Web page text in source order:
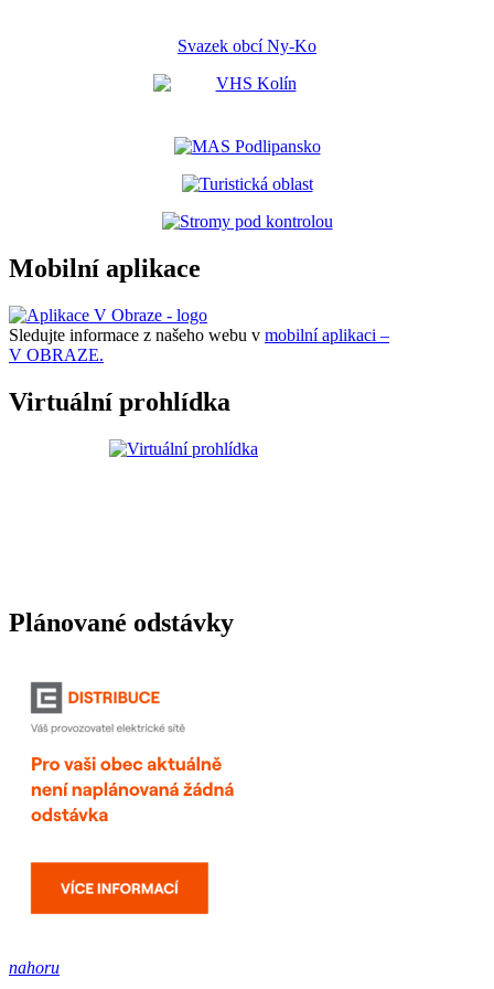
Svazek obcí Ny-Ko
Mobilní aplikace
Sledujte informace z našeho webu v mobilní aplikaci –
V OBRAZE.
Virtuální prohlídka
Plánované odstávky
nahoru